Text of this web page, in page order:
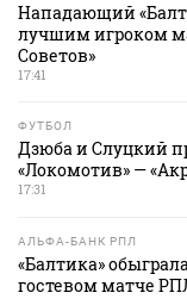
Нападающий
лучшим игроком
Советов»
17:41
ФУТБОЛ
Дзюба и Слуцкий
«Локомотив» —
17:31
АЛЬФА-БАНК РПЛ
«Балтика»
гостевом матче